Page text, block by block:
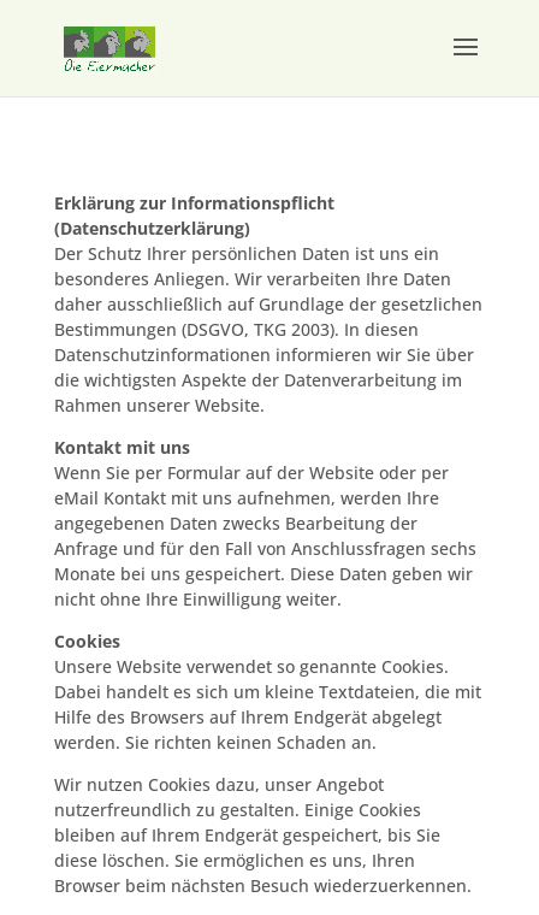
Erklärung zur Informationspflicht
(Datenschutzerklärung)
Der Schutz Ihrer persönlichen Daten ist uns ein
besonderes Anliegen. Wir verarbeiten Ihre Daten
daher ausschließlich auf Grundlage der gesetzlichen
Bestimmungen (DSGVO, TKG 2003). In diesen
Datenschutzinformationen informieren wir Sie über
die wichtigsten Aspekte der Datenverarbeitung im
Rahmen unserer Website.
Kontakt mit uns
Wenn Sie per Formular auf der Website oder per
eMail Kontakt mit uns aufnehmen, werden Ihre
angegebenen Daten zwecks Bearbeitung der
Anfrage und für den Fall von Anschlussfragen sechs
Monate bei uns gespeichert. Diese Daten geben wir
nicht ohne Ihre Einwilligung weiter.
Cookies
Unsere Website verwendet so genannte Cookies.
Dabei handelt es sich um kleine Textdateien, die mit
Hilfe des Browsers auf Ihrem Endgerät abgelegt
werden. Sie richten keinen Schaden an.
Wir nutzen Cookies dazu, unser Angebot
nutzerfreundlich zu gestalten. Einige Cookies
bleiben auf Ihrem Endgerät gespeichert, bis Sie
diese löschen. Sie ermöglichen es uns, Ihren
Browser beim nächsten Besuch wiederzuerkennen.